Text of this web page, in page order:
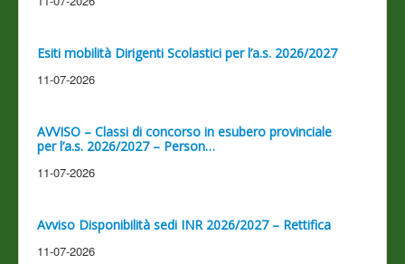
Esiti mobilità Dirigenti Scolastici per l’a.s. 2026/2027
11-07-2026
AVVISO – Classi di concorso in esubero provinciale
per l’a.s. 2026/2027 – Person…
11-07-2026
Avviso Disponibilità sedi INR 2026/2027 – Rettifica
11-07-2026